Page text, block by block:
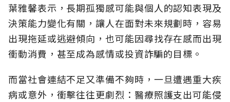
葉雅馨表示，長期孤獨感可能與個人的認知表現及
決策能力變化有關，讓人在面對未來規劃時，容易
出現拖延或逃避傾向，也可能因尋找存在感而出現
衝動消費，甚至成為感情或投資詐騙的目標。
而當社會連結不足又準備不夠時，一旦遭遇重大疾
病或意外，衝擊往往更劇烈：醫療照護支出可能侵